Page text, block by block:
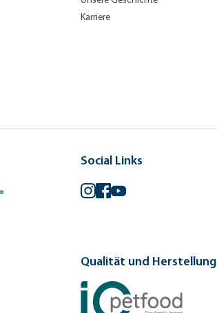
Karriere
Social Links
Instagram
Facebook
YouTube
Qualität und Herstellung